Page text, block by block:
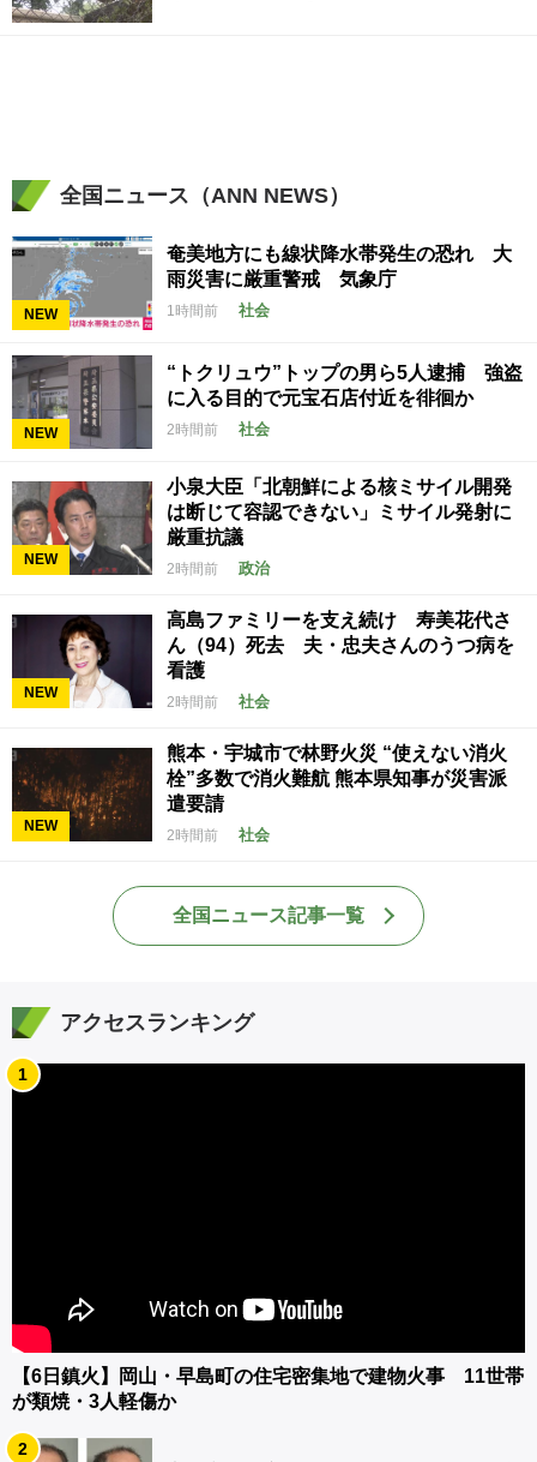
全国ニュース（ANN NEWS）
NEW
奄美地方にも線状降水帯発生の恐れ 大
雨災害に厳重警戒 気象庁
1時間前 社会
NEW
“トクリュウ”トップの男ら5人逮捕 強盗
に入る目的で元宝石店付近を徘徊か
2時間前 社会
NEW
小泉大臣「北朝鮮による核ミサイル開発
は断じて容認できない」ミサイル発射に
厳重抗議
2時間前 政治
NEW
高島ファミリーを支え続け 寿美花代さ
ん（94）死去 夫・忠夫さんのうつ病を
看護
2時間前 社会
NEW
熊本・宇城市で林野火災 “使えない消火
栓”多数で消火難航 熊本県知事が災害派
遣要請
2時間前 社会
全国ニュース記事一覧
アクセスランキング
1
【6日鎮火】岡山・早島町の住宅密集地で建物火事 11世帯
が類焼・3人軽傷か
2